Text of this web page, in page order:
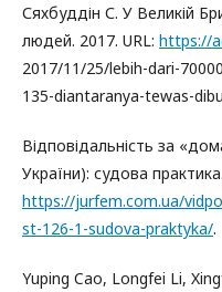
Сяхбуддін С. У Великій
людей. 2017. URL: https://
2017/11/25/lebih-dari-
135-diantaranya-tewas-
Відповідальність за
України): судова
https://jurfem.com.ua/
st-126-1-sudova-praktyka/.
Yuping Cao, Longfei Li,